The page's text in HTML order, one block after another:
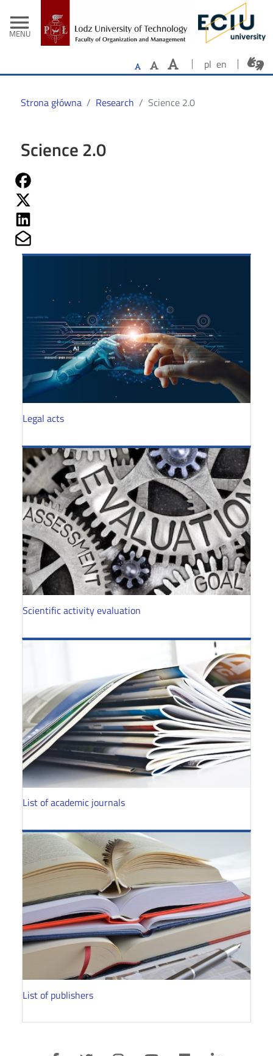
menu
MENU
- Home
pl en
Strona główna Research Science 2.0
Science 2.0
Legal acts
Scientific activity evaluation
List of academic journals
List of publishers